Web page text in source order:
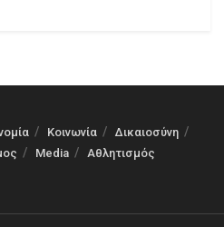
Κοινωνία
Δικαιοσύνη
Media Αθλητισμός